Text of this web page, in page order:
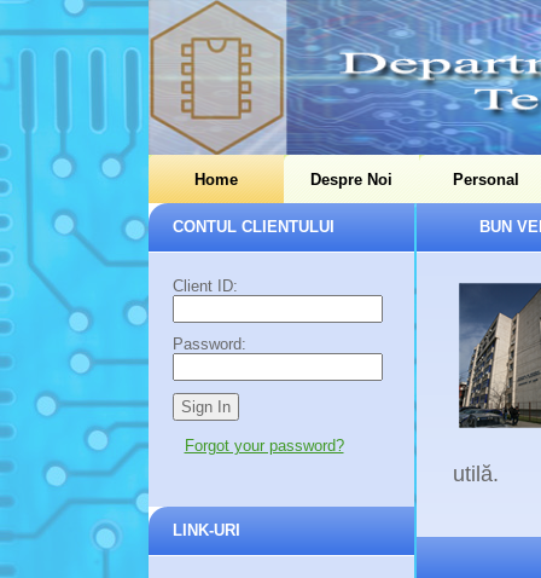
Home Despre Noi Personal
CONTUL CLIENTULUI
Client ID:
Password:
Forgot your password?
LINK-URI
BUN
utilă.